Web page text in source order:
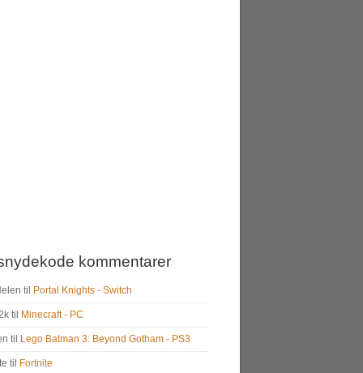
kommentarer
til Portal Knights - Switch
til Minecraft - PC
til Lego Batman 3: Beyond Gotham - PS3
til Fortnite